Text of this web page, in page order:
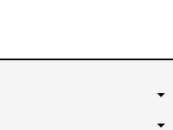
200 грн Купити